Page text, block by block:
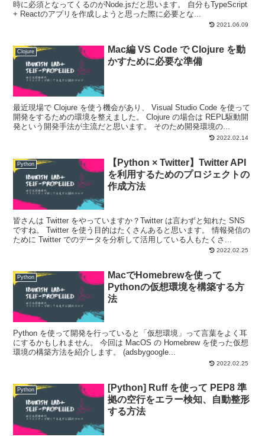
時に必須となってくるのがNode.jsだと思います。 自分もTypeScript
+ Reactのアプリを作成しようと思った際に必要とな...
2021.06.09
Clojure
Mac編 VS Code で Clojure を動
かすために必要な準備
最近現場で Clojure を使う機会があり、 Visual Studio Code を使って
開発をするための環境を整えました。 Clojure の場合は REPL駆動開
発という開発手法が主流だと思います。 そのため開発環境の...
2022.02.14
Python
【Python × Twitter】Twitter API
を利用するためのプロジェクトの
作成方法
皆さんは Twitter をやっていますか？Twitter は言わずと知れた SNS
ですね。 Twitter を使う目的はたくさんあると思います。 情報発信の
ために Twitter でのデータを分析して活用している人もたくさ...
2022.02.25
Python
MacでHomebrewを使って
Pythonの仮想環境を構築する方
法
Python を使って開発を行っていると「仮想環境」って言葉をよく耳
にするかもしれません。 今回は MacOS の Homebrew を使った仮想
環境の構築方法を紹介します。 (adsbygoogle...
2022.02.25
Python
[Python] Ruff を使って PEP8 準
拠の空行をエラー検知、自動整形
する方法